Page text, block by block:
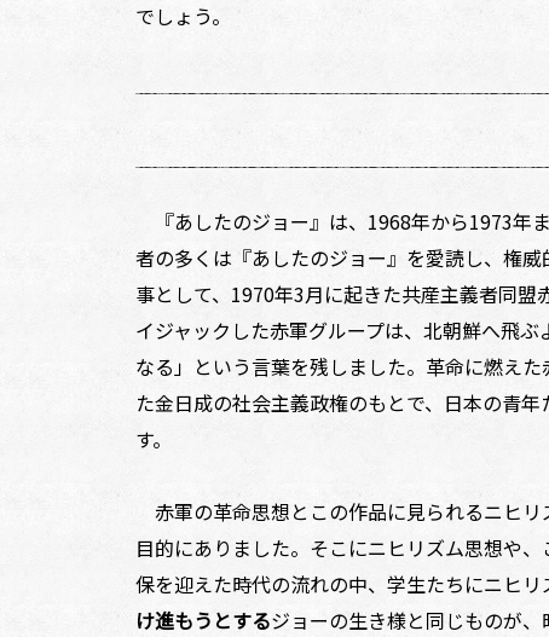
でしょう。
『あしたのジョー』は、1968年から1973年
者の多くは『あしたのジョー』を愛読し、権
事として、1970年3月に起きた共産主義者同
イジャックした赤軍グループは、北朝鮮へ飛
なる」という言葉を残しました。革命に燃え
た金日成の社会主義政権のもとで、日本の青
す。
赤軍の革命思想とこの作品に見られるニヒ
目的にありました。そこにニヒリズム思想や
保を迎えた時代の流れの中、学生たちにニヒ
け進もうとするジョーの生き様と同じものが、